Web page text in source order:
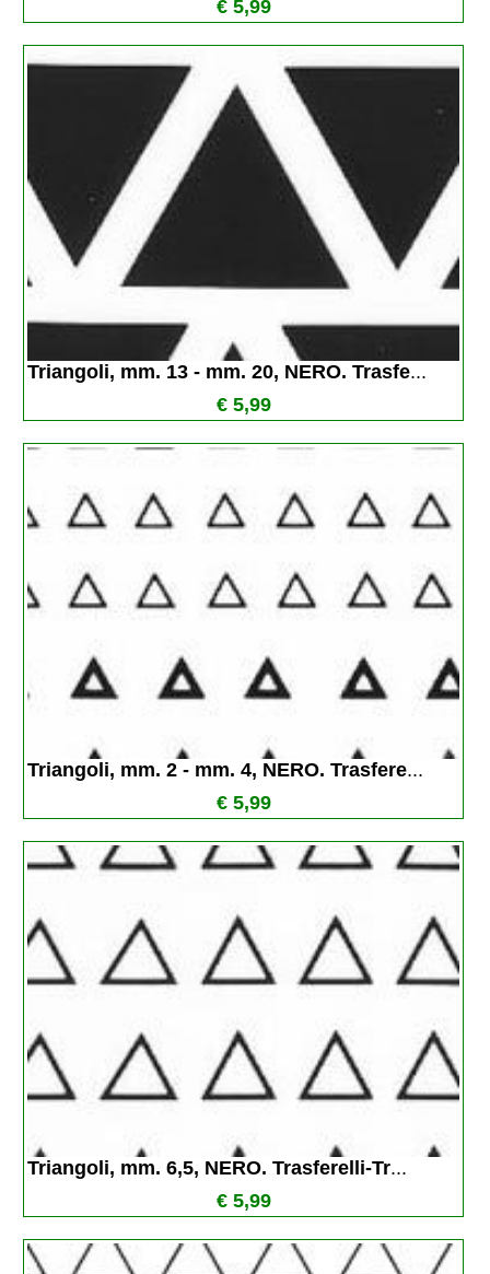
€ 5,99
Triangoli, mm. 13 - mm. 20, NERO. Trasfe...
€ 5,99
Triangoli, mm. 2 - mm. 4, NERO. Trasfere...
€ 5,99
Triangoli, mm. 6,5, NERO. Trasferelli-Tr...
€ 5,99